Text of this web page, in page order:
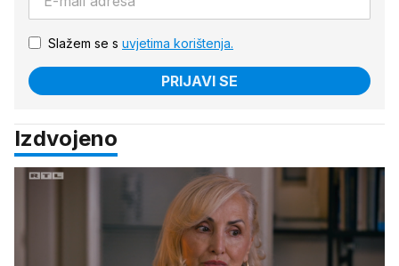
Slažem se s uvjetima korištenja.
PRIJAVI SE
Izdvojeno